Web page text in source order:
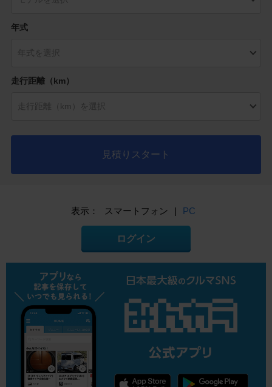
年式
走行距離（km）
見積りスタート
表示： スマートフォン | PC
ログイン